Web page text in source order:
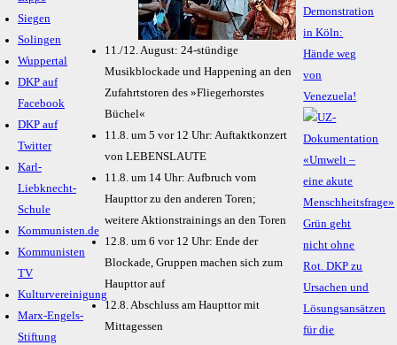
Siegen
Solingen
Wuppertal
DKP auf
Facebook
DKP auf
Twitter
Karl-
Liebknecht-
Schule
Kommunisten.de
Kommunisten
TV
Kulturvereinigung
Marx-Engels-
Stiftung
11./12. August: 24-stündige
Musikblockade und Happening an den
Zufahrtstoren des »Fliegerhorstes
Büchel«
11.8. um 5 vor 12 Uhr: Auftaktkonzert
von LEBENSLAUTE
11.8. um 14 Uhr: Aufbruch vom
Haupttor zu den anderen Toren;
weitere Aktionstrainings an den Toren
12.8. um 6 vor 12 Uhr: Ende der
Blockade, Gruppen machen sich zum
Haupttor auf
12.8. Abschluss am Haupttor mit
Mittagessen
Demonstration
in Köln:
Hände weg
von
Venezuela!